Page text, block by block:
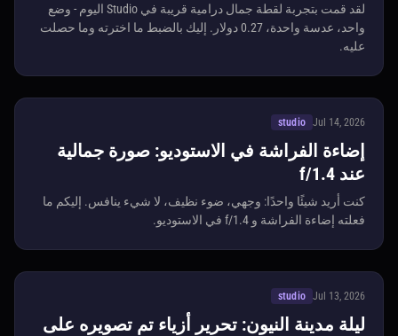
لقد قمت بتجربة لقطة جمال درامية قريبة في Studio اليوم - وضع
واحد، عدسة واحدة، 0.27 دولار. إليك بالضبط ما اخترته وما حصلت
عليه.
Jul 14, 2026
studio
إضاءة الفراشة في الاستوديو: صورة جمالية
عند f/1.4
كنت أريد شيئًا واحدًا: وجهي، ضوء نظيف، لا شيء ينافس. إليكم ما
فعلته إضاءة الفراشة و f/1.4 في الاستوديو.
Jul 13, 2026
studio
ليلة مدينة النيون: تحرير أزياء تم تصويره على